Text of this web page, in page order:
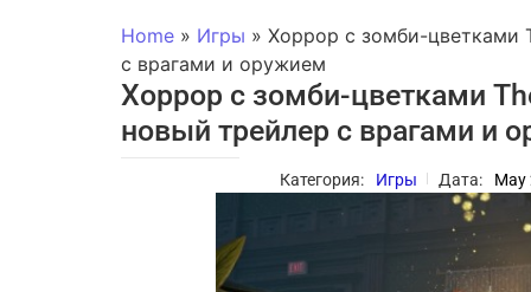
Разработчики
Писатель Павел
Геймер
Чернокнижник,
Жена Усика
Home » Игры » Хоррор с зомби-цветками
с врагами и оружием
Хоррор с зомби-цветками
новый трейлер с врагами и
Категория: Игры Дата: May